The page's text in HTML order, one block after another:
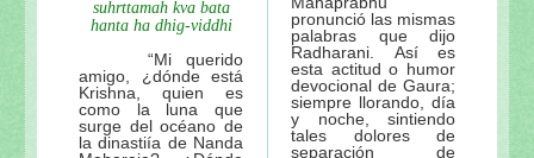
suhrttamah kva bata
hanta ha dhig-viddhi
“Mi querido
amigo, ¿dónde está
Krishna, quien es
como la luna que
surge del océano de
la dinastiía de Nanda
pronunció las mismas
palabras que dijo
Radharani. Así es
esta actitud o humor
devocional de Gaura;
siempre llorando, día
y noche, sintiendo
tales dolores de
separación de